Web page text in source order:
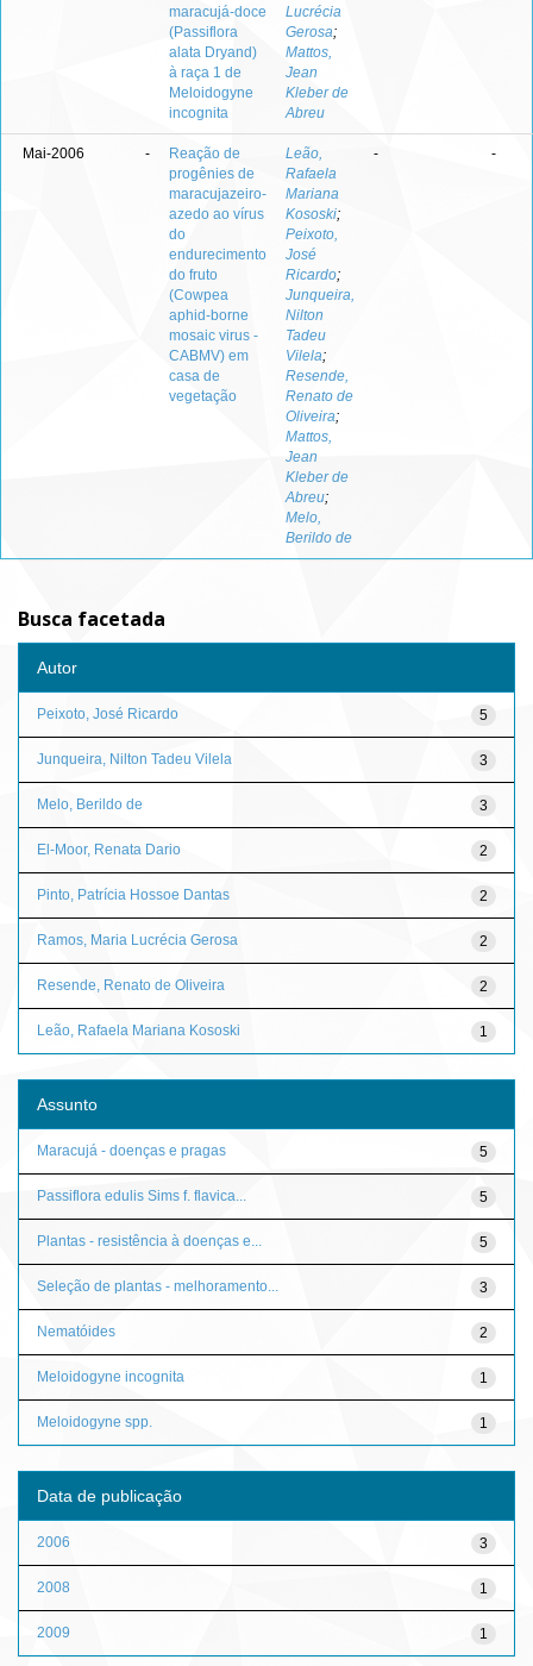
maracujá-doce
(Passiflora
alata Dryand)
à raça 1 de
Meloidogyne
incognita
Lucrécia
Gerosa;
Mattos,
Jean
Kleber de
Abreu
Mai-2006 -
Reação de
progênies de
maracujazeiro-
azedo ao vírus
do
endurecimento
do fruto
(Cowpea
aphid-borne
mosaic virus -
CABMV) em
casa de
vegetação
Leão,
Rafaela
Mariana
Kososki;
Peixoto,
José
Ricardo;
Junqueira,
Nilton
Tadeu
Vilela;
Resende,
Renato de
Oliveira;
Mattos,
Jean
Kleber de
Abreu;
Melo,
Berildo de
- -
Busca facetada
Autor
5
Peixoto, José Ricardo
3
Junqueira, Nilton Tadeu Vilela
3
Melo, Berildo de
2
El-Moor, Renata Dario
2
Pinto, Patrícia Hossoe Dantas
2
Ramos, Maria Lucrécia Gerosa
2
Resende, Renato de Oliveira
1
Leão, Rafaela Mariana Kososki
Assunto
5
Maracujá - doenças e pragas
5
Passiflora edulis Sims f. flavica...
5
Plantas - resistência à doenças e...
3
Seleção de plantas - melhoramento...
2
Nematóides
1
Meloidogyne incognita
1
Meloidogyne spp.
Data de publicação
3
2006
1
2008
1
2009